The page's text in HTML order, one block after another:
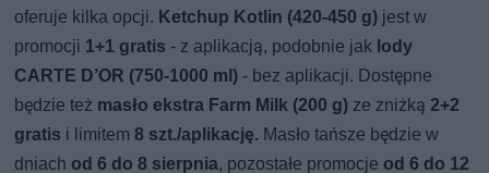
oferuje kilka opcji. Ketchup Kotlin (420-450 g) jest w
promocji 1+1 gratis - z aplikacją, podobnie jak lody
CARTE D’OR (750-1000 ml) - bez aplikacji. Dostępne
będzie też masło ekstra Farm Milk (200 g) ze zniżką2+2
gratis i limitem8 szt./aplikację. Masło tańsze będzie w
dniach od 6 do 8 sierpnia, pozostałe promocje od 6 do 12